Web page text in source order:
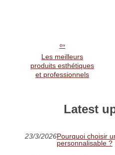
Les meilleurs
produits esthétiques
et professionnels
Latest
23/3/2026Pourquoi choisir
personnalisable ?